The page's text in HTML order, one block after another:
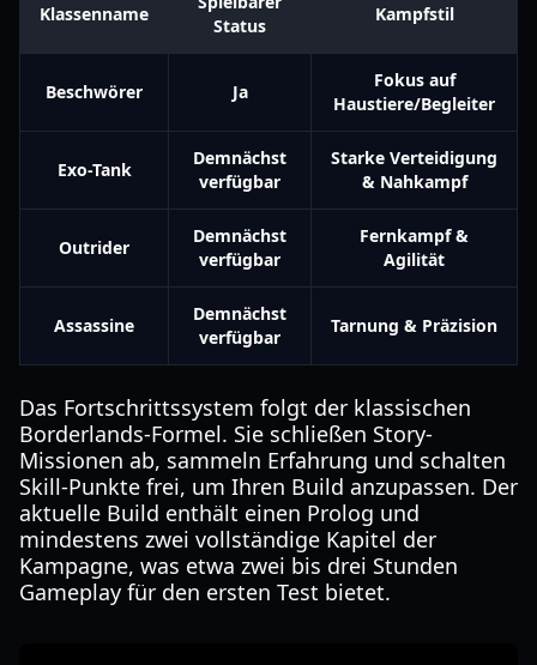
Klassenname
Status
Kampfstil
Beschwörer Ja
Fokus auf
Haustiere/Begleiter
Exo-Tank
Demnächst
verfügbar
Starke Verteidigung
& Nahkampf
Outrider
Demnächst
verfügbar
Fernkampf &
Agilität
Assassine
Demnächst
verfügbar
Tarnung & Präzision
Das Fortschrittssystem folgt der klassischen
Borderlands-Formel. Sie schließen Story-
Missionen ab, sammeln Erfahrung und schalten
Skill-Punkte frei, um Ihren Build anzupassen. Der
aktuelle Build enthält einen Prolog und
mindestens zwei vollständige Kapitel der
Kampagne, was etwa zwei bis drei Stunden
Gameplay für den ersten Test bietet.